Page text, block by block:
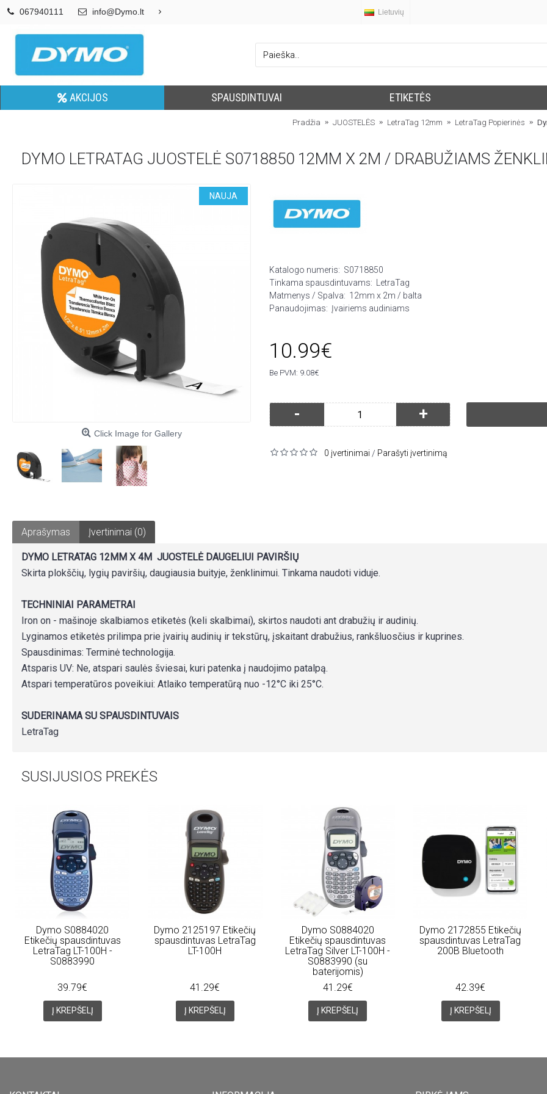
067940111 info@Dymo.lt Lietuvių
AKCIJOS SPAUSDINTUVAI ETIKETĖS
Pradžia JUOSTELĖS LetraTag 12mm LetraTag Popierinės
DYMO LETRATAG JUOSTELĖ S0718850 12MM X 2M / DRABUŽIAMS
NAUJA
Click Image for Gallery
Katalogo numeris: S0718850
Tinkama spausdintuvams:
LetraTag
Matmenys / Spalva: 12mm x 2m / balta
Panaudojimas: Įvairiems audiniams
10.99€
Be PVM: 9.08€
- +
0 įvertinimai / Parašyti įvertinimą
Aprašymas Įvertinimai (0)
DYMO LETRATAG 12MM X 4M JUOSTELĖ DAUGELIUI PAVIRŠIŲ
Skirta plokščių, lygių paviršių, daugiausia buityje, ženklinimui. Tinkama naudoti viduje.
TECHNINIAI PARAMETRAI
Iron on - mašinoje skalbiamos etiketės (keli skalbimai), skirtos naudoti ant drabužių ir audinių.
Lyginamos etiketės prilimpa prie įvairių audinių ir tekstūrų, įskaitant drabužius, rankšluosčius ir kuprines.
Spausdinimas: Terminė technologija.
Atsparis UV: Ne, atspari saulės šviesai, kuri patenka į naudojimo patalpą.
Atspari temperatūros poveikiui: Atlaiko temperatūrą nuo -12°C iki 25°C.
SUDERINAMA SU SPAUSDINTUVAIS
LetraTag
SUSIJUSIOS PREKĖS
Dymo S0884020
Etikečių spausdintuvas
LetraTag LT-100H -
S0883990
39.79€
Į KREPŠELĮ
Dymo 2125197 Etikečių
spausdintuvas LetraTag
LT-100H
41.29€
Į KREPŠELĮ
Dymo S0884020
Etikečių spausdintuvas
LetraTag Silver LT-100H -
S0883990 (su
baterijomis)
41.29€
Į KREPŠELĮ
Dymo 2172855 Etikečių
spausdintuvas LetraTag
200B Bluetooth
42.39€
Į KREPŠELĮ